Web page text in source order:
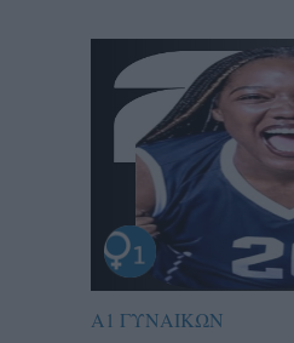
Α1 ΓΥΝΑΙΚΩΝ